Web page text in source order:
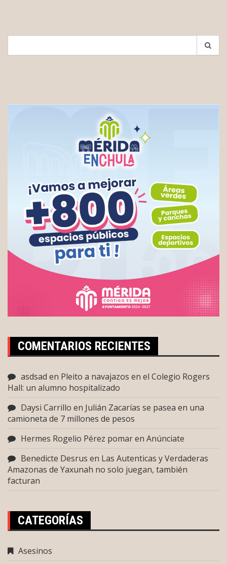
COMENTARIOS RECIENTES
asdsad en Pleito a navajazos en el Colegio Rogers
Hall: un alumno hospitalizado
Daysi Carrillo en Julián Zacarías se pasea en una
camioneta de 7 millones de pesos
Hermes Rogelio Pérez pomaren Anúnciate
Benedicte Desrus en Las Autenticas y Verdaderas
Amazonas de Yaxunah no solo juegan, también
facturan
CATEGORÍAS
Asesinos